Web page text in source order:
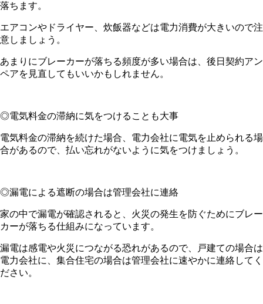
落ちます。
エアコンやドライヤー、炊飯器などは電力消費が大きいので注
意しましょう。
あまりにブレーカーが落ちる頻度が多い場合は、後日契約アン
ペアを見直してもいいかもしれません。
◎電気料金の滞納に気をつけることも大事
電気料金の滞納を続けた場合、電力会社に電気を止められる場
合があるので、払い忘れがないように気をつけましょう。
◎漏電による遮断の場合は管理会社に連絡
家の中で漏電が確認されると、火災の発生を防ぐためにブレー
カーが落ちる仕組みになっています。
漏電は感電や火災につながる恐れがあるので、戸建ての場合は
電力会社に、集合住宅の場合は管理会社に速やかに連絡してく
ださい。